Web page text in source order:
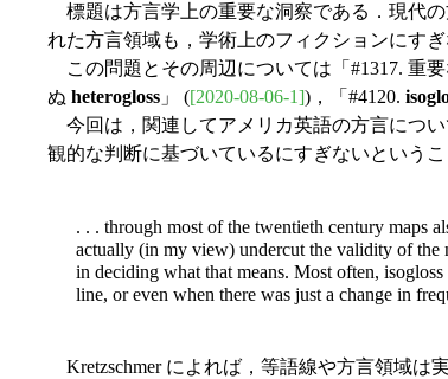
標題は方言学上の重要な洞察である．現代の
れた方言領域も，学術上のフィクションにすぎ
この問題とその周辺については「#1317. 重
ぬ heterogloss 」 ([2020-08-06-1])，「#4120.
今回は，関連してアメリカ英語の方言につい
観的な判断に基づいているにすぎないというこ
. . . through most of the twentieth century maps
actually (in my view) undercut the validity of the
in deciding what that means. Most often,
line, or even when there was just a change in
Kretzschmer によれば，等語線や方言領域は